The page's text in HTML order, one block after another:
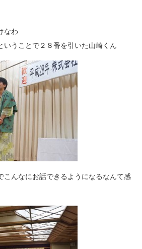
なわ
いうことで２８番を引いた山崎くん
こんなにお話できるようになるなんて感